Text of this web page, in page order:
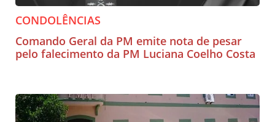
CONDOLÊNCIAS
Comando Geral da PM emite nota de pesar
pelo falecimento da PM Luciana Coelho Costa